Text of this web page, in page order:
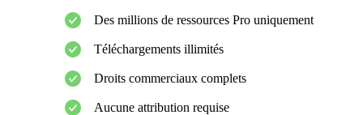
Des millions de ressources Pro uniquement
Téléchargements illimités
Droits commerciaux complets
Aucune attribution requise